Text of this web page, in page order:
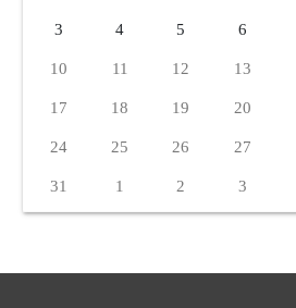
3 4 5 6
10 11 12 13
17 18 19 20
24 25 26 27
31 1 2 3